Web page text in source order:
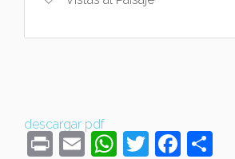
descargar pdf
PrintEmailWhatsApp
Twitter